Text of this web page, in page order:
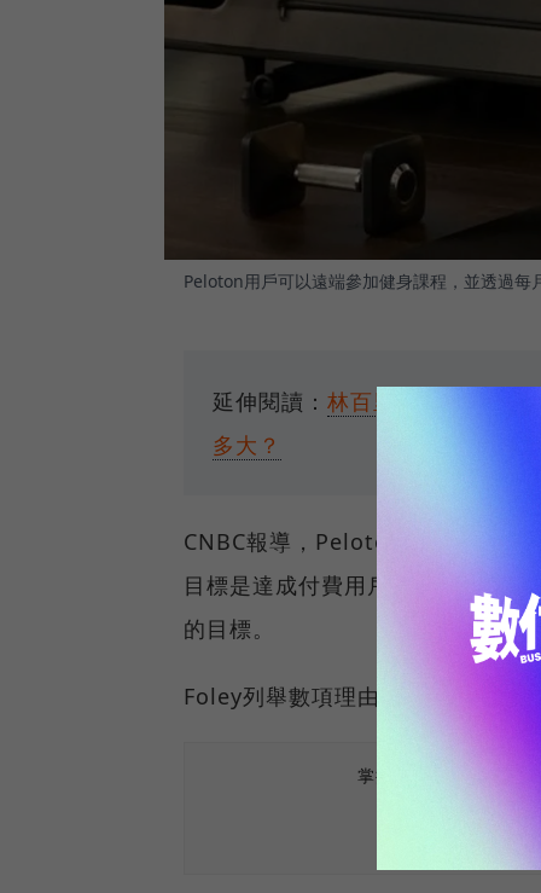
Peloton用戶可以遠端參加健身課程，並透過每
延伸閱讀： 林百里眼中的「不
多大？
CNBC報導，Peloton在15日舉行
目標是達成付費用戶數攀上1億人
的目標。
Foley列舉數項理由：
掌握最新AI、半導體